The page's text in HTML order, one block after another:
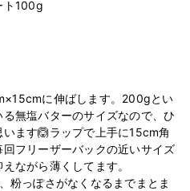
ト100g
に伸ばします。200gとい
無塩バターのサイズなので、ひ
ます🙆‍ラップで上手に15cm角
フリーザーバックの近いサイズ
ながら薄くしてます。
粉っぽさがなくなるまでまとま